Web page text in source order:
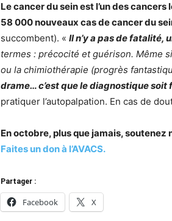
Le cancer du sein est l’un des
58 000 nouveaux cas de cancer du
succombent). « Il n’y a pas de fatalité,
termes : précocité et guérison. Même
ou la chimiothérapie (progrès
drame… c’est que le diagnostique
pratiquer l’autopalpation. En cas de
En octobre, plus que jamais,
Faites un don à l’AVACS.
Partager :
Facebook X